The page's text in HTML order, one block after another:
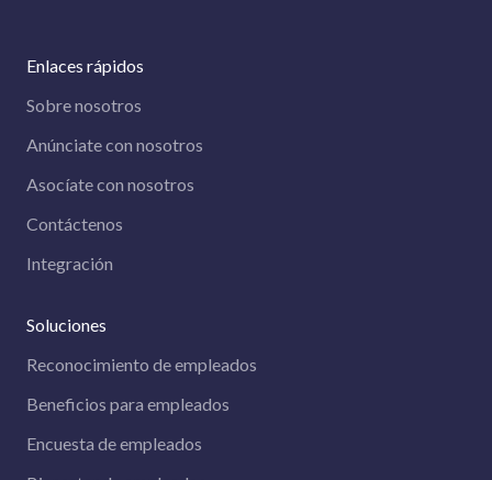
Enlaces rápidos
Sobre nosotros
Anúnciate con nosotros
Asocíate con nosotros
Contáctenos
Integración
Soluciones
Reconocimiento de empleados
Beneficios para empleados
Encuesta de empleados